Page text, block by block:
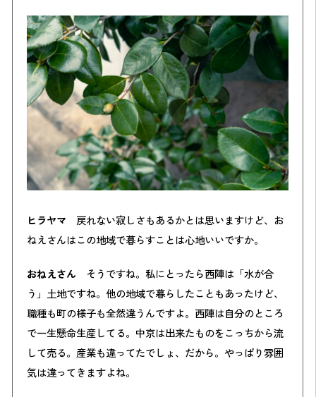
ヒラヤマ 戻れない寂しさもあるかとは思いますけど、お
ねえさんはこの地域で暮らすことは心地いいですか。
おねえさん そうですね。私にとったら西陣は「水が合
う」土地ですね。他の地域で暮らしたこともあったけど、
職種も町の様子も全然違うんですよ。西陣は自分のところ
で一生懸命生産してる。中京は出来たものをこっちから流
して売る。産業も違ってたでしょ、だから。やっぱり雰囲
気は違ってきますよね。